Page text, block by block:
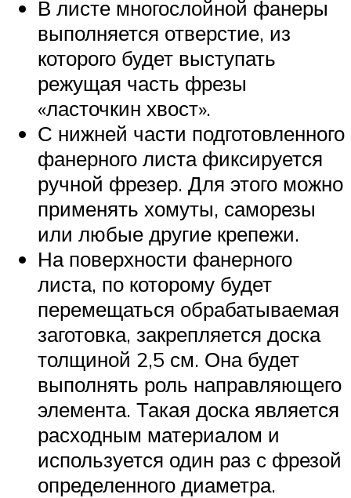
В листе многослойной фанеры
выполняется отверстие, из
которого будет выступать
режущая часть фрезы
«ласточкин хвост».
С нижней части подготовленного
фанерного листа фиксируется
ручной фрезер. Для этого можно
применять хомуты, саморезы
или любые другие крепежи.
На поверхности фанерного
листа, по которому будет
перемещаться обрабатываемая
заготовка, закрепляется доска
толщиной 2,5 см. Она будет
выполнять роль направляющего
элемента. Такая доска является
расходным материалом и
используется один раз с фрезой
определенного диаметра.